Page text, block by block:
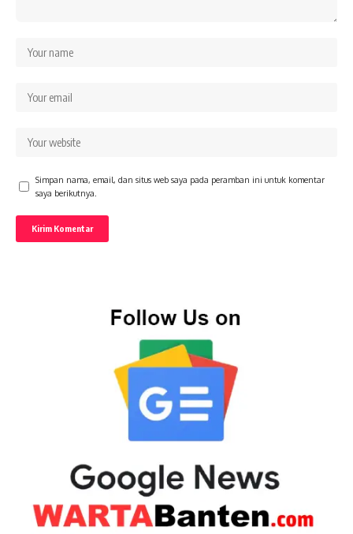
Simpan nama, email, dan situs web saya pada peramban ini untuk komentar
saya berikutnya.